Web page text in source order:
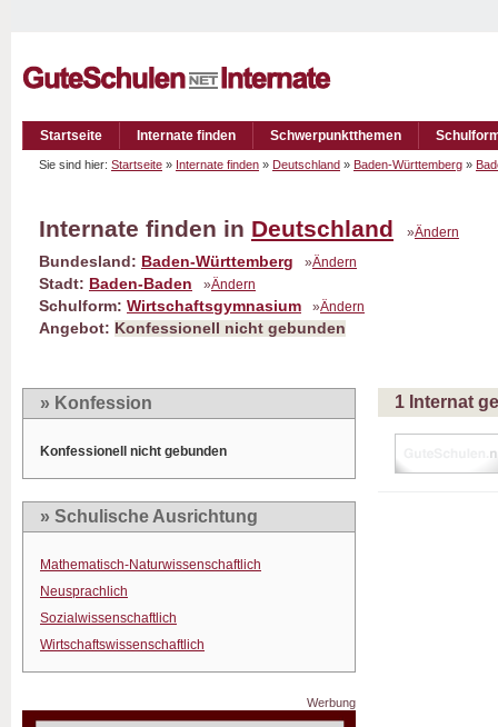
Startseite Internate finden Schwerpunktthemen
Sie sind hier: Startseite » Internate finden » Deutschland » Baden-Württemberg »
Internate finden in Deutschland »Ändern
Bundesland: Baden-Württemberg »Ändern
Stadt: Baden-Baden »Ändern
Schulform: Wirtschaftsgymnasium »Ändern
Angebot: Konfessionell nicht gebunden
» Konfession
Konfessionell nicht gebunden
» Schulische Ausrichtung
Mathematisch-Naturwissenschaftlich
Neusprachlich
Sozialwissenschaftlich
Wirtschaftswissenschaftlich
Werbung
1 Internat